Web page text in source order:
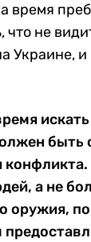
время
что не
Украине,
быть
а не
оружия,